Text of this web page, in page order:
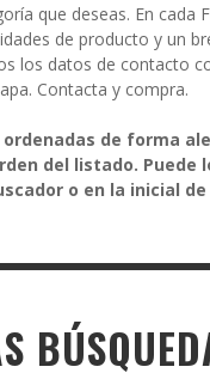
que deseas. En cada
de producto y un
los datos de contacto
Contacta y compra.
ordenadas de forma
del listado. Puede
o en la inicial